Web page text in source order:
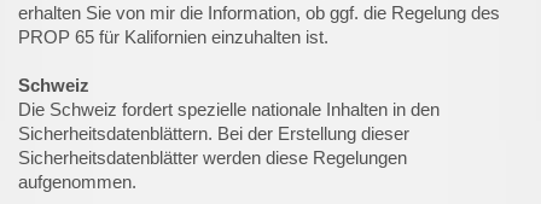
erhalten Sie von mir die Information, ob ggf. die Regelung des
PROP 65 für Kalifornien einzuhalten ist.
Schweiz
Die Schweiz fordert spezielle nationale Inhalten in den
Sicherheitsdatenblättern. Bei der Erstellung dieser
Sicherheitsdatenblätter werden diese Regelungen
aufgenommen.